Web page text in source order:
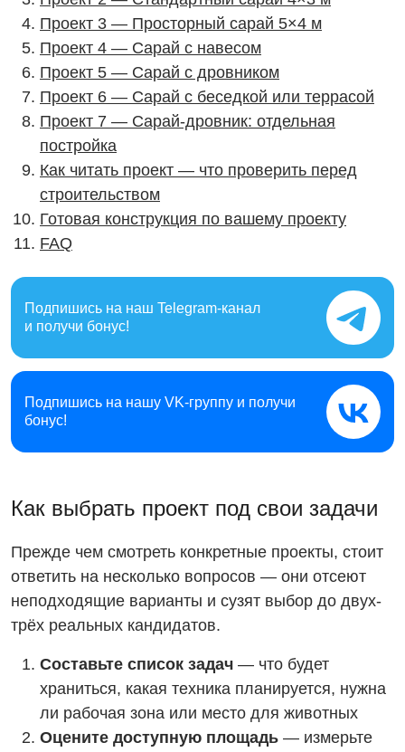
Проект 3 — Просторный сарай 5×4 м
Проект 4 — Сарай с навесом
Проект 5 — Сарай с дровником
Проект 6 — Сарай с беседкой или террасой
Проект 7 — Сарай-дровник: отдельная
постройка
Как читать проект — что проверить перед
строительством
Готовая конструкция по вашему проекту
FAQ
Подпишись на наш Telegram-канал
и получи бонус!
Подпишись на нашу VK-группу и получи
бонус!
Как выбрать проект под свои задачи
Прежде чем смотреть конкретные проекты, стоит
ответить на несколько вопросов — они отсеют
неподходящие варианты и сузят выбор до двух-
трёх реальных кандидатов.
Составьте список задач — что будет
храниться, какая техника планируется, нужна
ли рабочая зона или место для животных
Оцените доступную площадь — измерьте